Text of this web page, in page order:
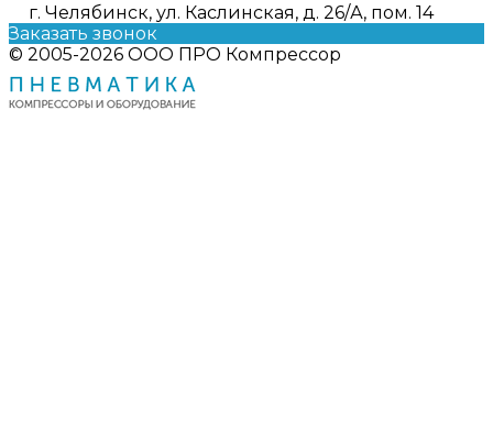
г. Челябинск, ул. Каслинская, д. 26/А, пом. 14
Заказать звонок
© 2005-2026 ООО ПРО Компрессор